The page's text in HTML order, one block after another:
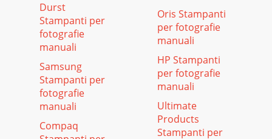
Durst
Stampanti per
fotografie
manuali
Samsung
Stampanti per
fotografie
manuali
Compaq
Oris Stampanti
per fotografie
manuali
HP Stampanti
per fotografie
manuali
Ultimate
Products
Stampanti per